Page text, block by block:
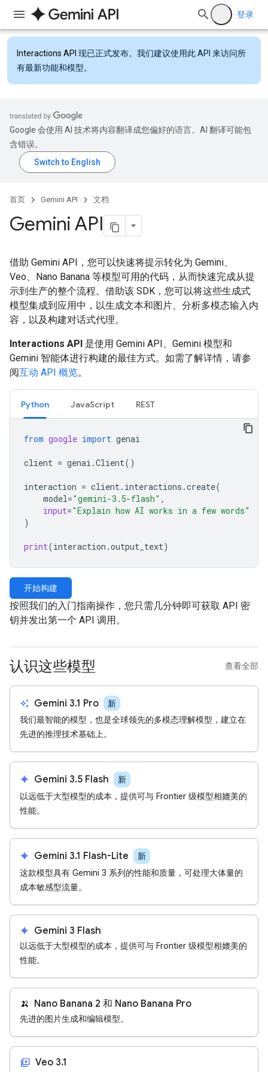
登录
Interactions API 现已正式发布。我们建议使用此 API 来访问所
有最新功能和模型。
Google 会使用 AI 技术将内容翻译成您偏好的语言。AI 翻译可能包
含错误。
首页 Gemini API 文档
Gemini API
借助 Gemini API，您可以快速将提示转化为 Gemini、
Veo、Nano Banana 等模型可用的代码，从而快速完成从提
示到生产的整个流程。借助该 SDK，您可以将这些生成式
模型集成到应用中，以生成文本和图片、分析多模态输入内
容，以及构建对话式代理。
Interactions API 是使用 Gemini API、Gemini 模型和
Gemini 智能体进行构建的最佳方式。如需了解详情，请参
阅互动 API 概览。
Python JavaScript REST
from google import genai
client = genai .Client()
interaction = client. interactions .create(
model="gemini-3.5-flash" ,
input="Explain how AI works in a few words"
)
print(interaction .output_text)
开始构建
按照我们的入门指南操作，您只需几分钟即可获取 API 密
钥并发出第一个 API 调用。
认识这些模型 查看全部
auto_awesome Gemini 3.1 Pro 新
我们最智能的模型，也是全球领先的多模态理解模型，建立在
先进的推理技术基础上。
spark Gemini 3.5 Flash 新
以远低于大型模型的成本，提供可与 Frontier 级模型相媲美的
性能。
spark Gemini 3.1 Flash-Lite 新
这款模型具有 Gemini 3 系列的性能和质量，可处理大体量的
成本敏感型流量。
spark Gemini 3 Flash
以远低于大型模型的成本，提供可与 Frontier 级模型相媲美的
性能。
🍌 Nano Banana 2 和 Nano Banana Pro
先进的图片生成和编辑模型。
video_library Veo 3.1